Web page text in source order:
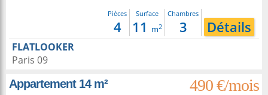
Pièces
4
Surface
11 m2
Chambres
3 Détails
FLATLOOKER
Paris 09
Appartement 14 m²
490 €/mois